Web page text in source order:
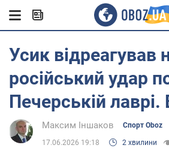
Усик відреагував
російський удар
Печерській лаврі.
Максим Іншаков Спорт Oboz
17.06.2026 19:18 2 хвилини